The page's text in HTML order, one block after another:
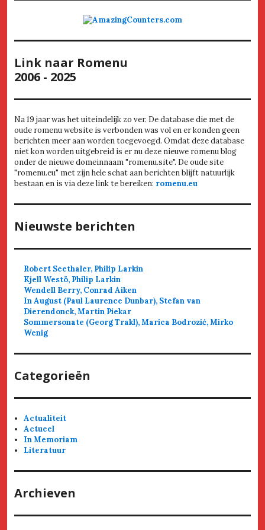
Link naar Romenu
2006 - 2025
Na 19 jaar was het uiteindelijk zo ver. De database die met de
oude romenu website is verbonden was vol en er konden geen
berichten meer aan worden toegevoegd. Omdat deze database
niet kon worden uitgebreid is er nu deze nieuwe romenu blog
onder de nieuwe domeinnaam "romenu.site". De oude site
"romenu.eu" met zijn hele schat aan berichten blijft natuurlijk
bestaan en is via deze link te bereiken: romenu.eu
Nieuwste berichten
Robert Seethaler, Philip Larkin
Kjell Westö, Philip Larkin
Wendell Berry, Conrad Aiken
In August (Paul Laurence Dunbar), Stefan van
Dierendonck, Martin Piekar
Sommersonate (Georg Trakl), Marica Bodrozić, Mirko
Wenig
Categorieën
Actualiteit
Actueel
In Memoriam
Literatuur
Archieven